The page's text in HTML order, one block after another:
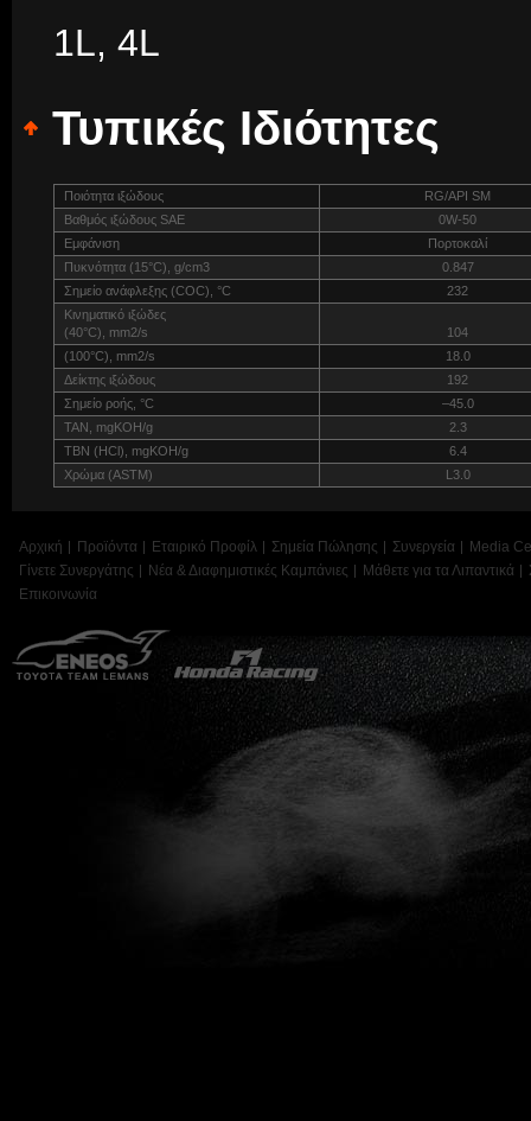
1L, 4L
Τυπικές Ιδιότητες
Ποιότητα ιξώδους
RG/API SM
Βαθμός ιξώδους SAE
0W-50
Εμφάνιση
Πορτοκαλί
Πυκνότητα (15°C), g/cm3
0.847
Σημείο ανάφλεξης (COC), °C
232
Κινηματικό ιξώδες
(40°C), mm2/s
104
(100°C), mm2/s
18.0
Δείκτης ιξώδους
192
Σημείο ροής, °C
–45.0
TAN, mgKOH/g
2.3
TBN (HCl), mgKOH/g
6.4
Χρώμα (ASTM)
L3.0
Αρχική Προϊόντα Εταιρικό Προφίλ Σημεία Πώλησης Συνεργεία
Media
Γίνετε Συνεργάτης
Νέα & Διαφημιστικές Καμπάνιες Μάθετε για τα Λιπαντικά
Επικοινωνία